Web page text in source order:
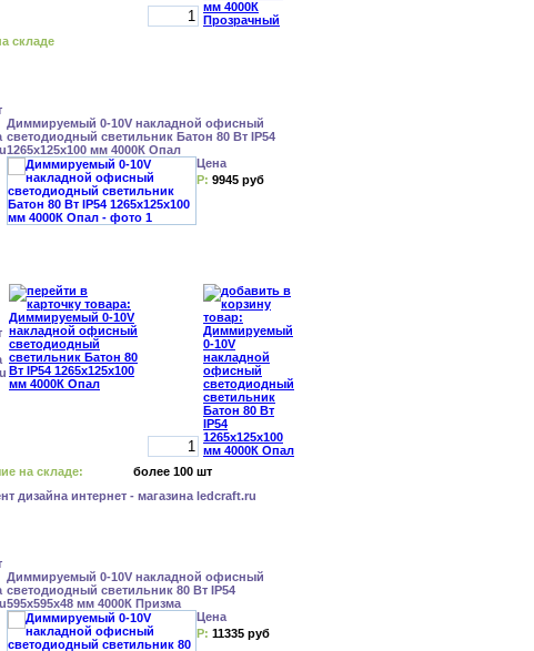
складе
Диммируемый 0-10V накладной офисный
светодиодный светильник Батон 80 Вт IP54
1265x125x100 мм 4000К Опал
Цена
Р: 9945 руб
на складе: более 100 шт
Диммируемый 0-10V накладной офисный
светодиодный светильник 80 Вт IP54
595x595x48 мм 4000К Призма
Цена
Р: 11335 руб